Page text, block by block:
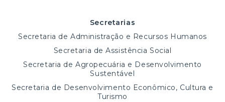
Secretarias
Secretaria de Administração e Recursos Humanos
Secretaria de Assistência Social
Secretaria de Agropecuária e Desenvolvimento
Sustentável
Secretaria de Desenvolvimento Econômico, Cultura e
Turismo